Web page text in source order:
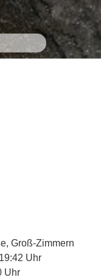
Groß-Zimmern
Uhr
Uhr